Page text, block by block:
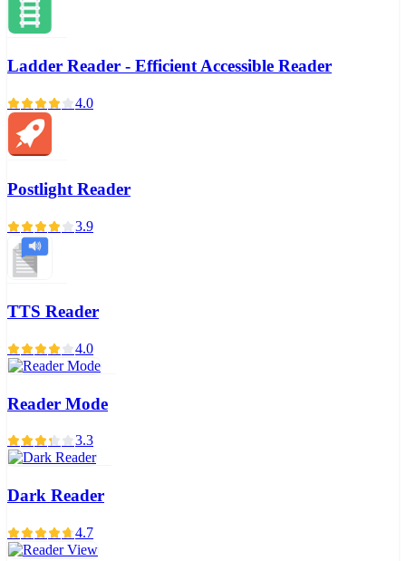
Ladder Reader - Efficient Accessible Reader
4.0
Postlight Reader
3.9
TTS Reader
4.0
Reader Mode
3.3
Dark Reader
4.7